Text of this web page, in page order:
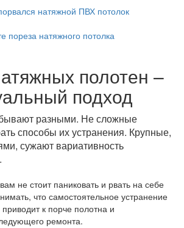
полотен –
подход
разными. Не сложные
способы их устранения. Крупные,
сужают вариативность
не стоит паниковать и рвать на себе
что самостоятельное устранение
к порче полотна и
ремонта.